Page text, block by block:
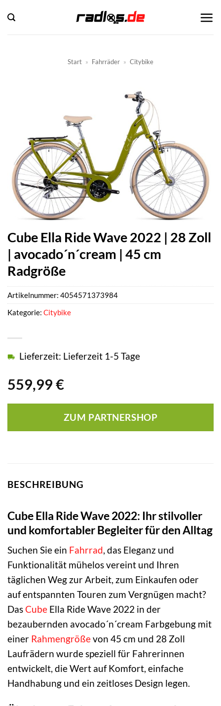
Inhalt
springen
Start » Fahrräder » Citybike
Cube Ella Ride Wave 2022 | 28 Zoll
| avocado´n´cream | 45 cm
Radgröße
559,99 €
Lieferzeit: Lieferzeit 1-5 Tage
ZUM PARTNERSHOP
Artikelnummer: 4054571373984
Kategorie: Citybike
BESCHREIBUNG
Cube Ella Ride Wave 2022: Ihr stilvoller
und komfortabler Begleiter für den Alltag
Suchen Sie ein Fahrrad, das Eleganz und
Funktionalität mühelos vereint und Ihren
täglichen Weg zur Arbeit, zum Einkaufen oder
auf entspannten Touren zum Vergnügen macht?
DasCube Ella Ride Wave 2022 in der
bezaubernden avocado´n´cream Farbgebung mit
einer Rahmengrößevon 45 cm und 28 Zoll
Laufrädern wurde speziell für Fahrerinnen
entwickelt, die Wert auf Komfort, einfache
Handhabung und ein zeitloses Design legen.